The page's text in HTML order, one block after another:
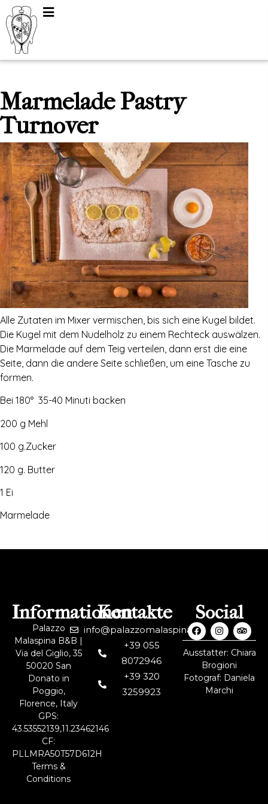
Marmelade Pastry
Turnover
Alle Zutaten im Mixer vermischen, bis sich eine Kugel bildet.
Die Kugel mit dem Nudelholz zu einem Rechteck auswälzen.
Die Marmelade auf dem Teig verteilen, dann erst die eine
Seite, dann die andere Seite schließen, um eine Tasche zu
formen.
Bei 180° 35-40 Minuti backen
200 g Mehl
100 g.Zucker
120 g. Butter
1 Ei
Marmelade
Informationen
Palazzo
Malaspina B&B |
Via del Giglio, 35
50020 San
Donato in
Poggio,
Florence, Italy
GPS:
43.53552139,11.23462146
CF:
PLLMRA50T57D612H
Terms &
Conditions
Kontakte
info@palazzomalaspina.it
+39 055
8072946
+39 320
3259923
Social
Ausstatter: Chiara
Brogioni
Fotograf: Daniela
Marchi